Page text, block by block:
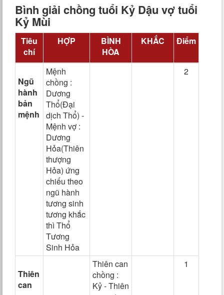
Bình giải chồng tuổi Kỷ Dậu vợ tuổi
Kỷ Mùi
Tiêu
chí
HỢP
BÌNH
HÒA
KHẮC Điểm
Ngũ
hành
bản
mệnh
Mệnh
chồng :
Dương
Thổ(Đại
dịch Thổ) -
Mệnh vợ :
Dương
Hỏa(Thiên
thượng
Hỏa) ứng
chiếu theo
ngũ hành
tương sinh
tương khắc
thì Thổ
Tương
Sinh Hỏa
2
Thiên
can
Thiên can
chồng :
Kỷ - Thiên
1